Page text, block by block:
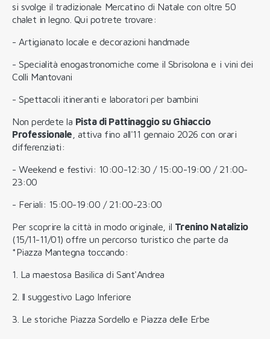
si svolge il tradizionale Mercatino di Natale con oltre 50
chalet in legno. Qui potrete trovare:
- Artigianato locale e decorazioni handmade
- Specialità enogastronomiche come il Sbrisolona e i vini dei
Colli Mantovani
- Spettacoli itineranti e laboratori per bambini
Non perdete la Pista di Pattinaggio su Ghiaccio
Professionale , attiva fino all'11 gennaio 2026 con orari
differenziati:
- Weekend e festivi: 10:00-12:30 / 15:00-19:00 / 21:00-
23:00
- Feriali: 15:00-19:00 / 21:00-23:00
Per scoprire la città in modo originale, il Trenino Natalizio
(15/11-11/01) offre un percorso turistico che parte da
*Piazza Mantegna toccando:
1. La maestosa Basilica di Sant'Andrea
2. Il suggestivo Lago Inferiore
3. Le storiche Piazza Sordello e Piazza delle Erbe